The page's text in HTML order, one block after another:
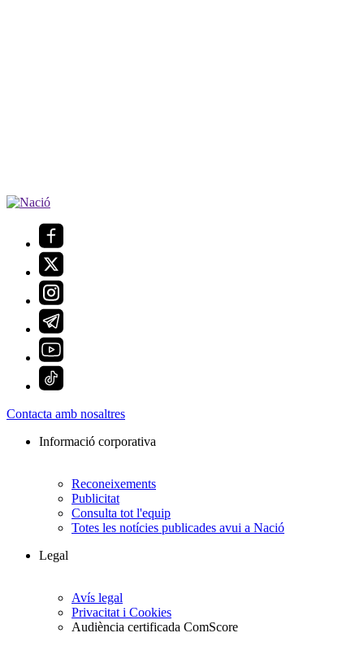
Contacta amb nosaltres
Informació corporativa
Reconeixements
Publicitat
Consulta tot l'equip
Totes les notícies publicades avui a Nació
Legal
Avís legal
Privacitat i Cookies
Audiència certificada ComScore